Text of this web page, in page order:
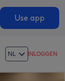
Use app
NL INLOGGEN